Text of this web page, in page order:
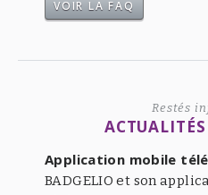
VOIR LA FAQ
Restés
Application mobile
BADGELIO et son